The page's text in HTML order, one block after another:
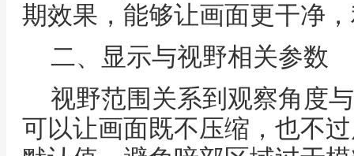
期效果，能够让画面更干净
二、显示与视野相关参数
视野范围关系到观察角度
可以让画面既不压缩，也不